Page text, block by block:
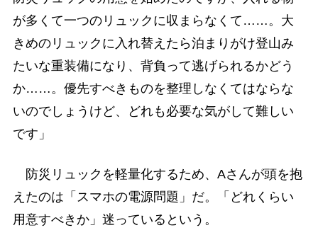
が多くて一つのリュックに収まらなくて……。大
きめのリュックに入れ替えたら泊まりがけ登山み
たいな重装備になり、背負って逃げられるかどう
か……。優先すべきものを整理しなくてはならな
いのでしょうけど、どれも必要な気がして難しい
です」
防災リュックを軽量化するため、Aさんが頭を抱
えたのは「スマホの電源問題」だ。「どれくらい
用意すべきか」迷っているという。